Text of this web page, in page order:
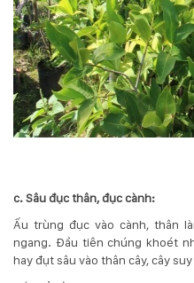
c. Sâu đục thân, đục cành:
Ấu trùng đục vào cành, thân
ngang. Đầu tiên chúng khoét
hay đụt sâu vào thân cây, cây